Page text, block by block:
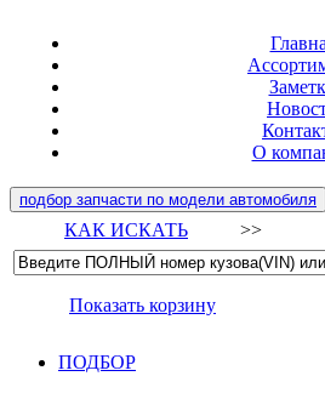
О
подбор запчасти по модели автомобиля
КАК ИСКАТЬ >>
Показать корзину
ПОДБОР